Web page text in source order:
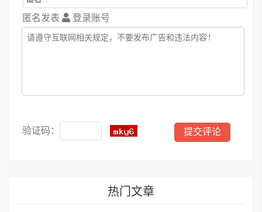
匿名发表 登录账号
验证码：
热门文章